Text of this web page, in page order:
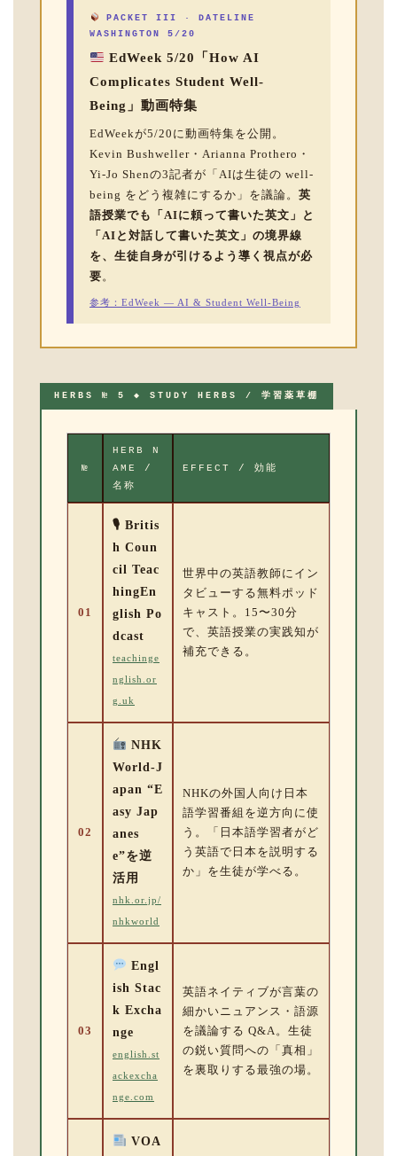
PACKET III · DATELINE
WASHINGTON 5/20
EdWeek 5/20「How AI
Complicates Student Well-
Being」動画特集
EdWeekが5/20に動画特集を公開。
Kevin Bushweller・Arianna Prothero・
Yi-Jo Shenの3記者が「AIは生徒の well-
being をどう複雑にするか」を議論。 英
語授業でも「AIに頼って書いた英文」と
「AIと対話して書いた英文」の境界線
を、生徒自身が引けるよう導く視点が必
要。
参考：EdWeek — AI & Student Well-Being
HERBS № 5 ◆ STUDY HERBS / 学習薬草棚
№
HERB N
AME /
名称
EFFECT / 効能
01
🎙 Britis
h Coun
cil Teac
hingEn
glish Po
dcast
teachinge
nglish.or
g.uk
世界中の英語教師にイン
タビューする無料ポッド
キャスト。15〜30分
で、英語授業の実践知が
補充できる。
02
NHK
World-J
apan “E
asy Jap
anes
e”を逆
活用
nhk.or.jp/
nhkworld
NHKの外国人向け日本
語学習番組を逆方向に使
う。「日本語学習者がど
う英語で日本を説明する
か」を生徒が学べる。
03
Engl
ish Stac
k Excha
nge
english.st
ackexcha
nge.com
英語ネイティブが言葉の
細かいニュアンス・語源
を議論する Q&A。生徒
の鋭い質問への「真相」
を裏取りする最強の場。
VOA